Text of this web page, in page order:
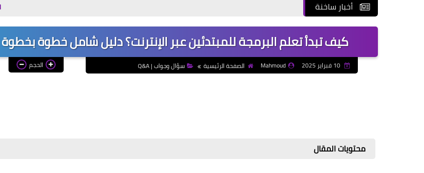
أخبار ساخنة كليات المرحلة الثانية 2026 /
كيف تبدأ تعلم البرمجة للمبتدئين عبر الإنترنت؟ دليل شامل خطوة بخطوة
10 فبراير 2025 Mahmoud الصفحة الرئيسية سؤال وجواب | Q&A الحجم
محتويات المقال